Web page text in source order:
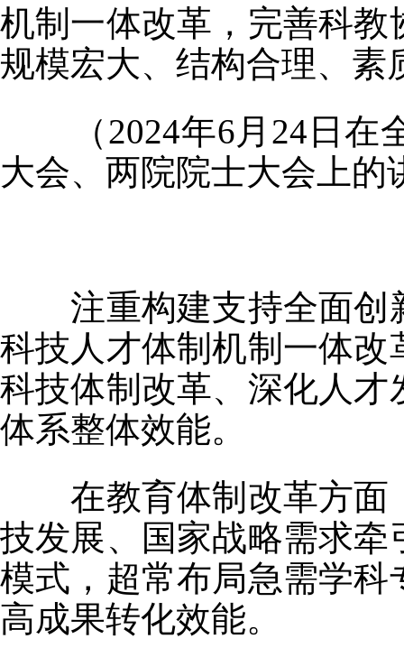
机制一体改革，完善科
规模宏大、结构合理、素
（2024年6月24日在
大会、两院院士大会上的
注重构建支持全面创
科技人才体制机制一体
科技体制改革、深化人
体系整体效能。
在教育体制改革方面
技发展、国家战略需求
模式，超常布局急需学
高成果转化效能。